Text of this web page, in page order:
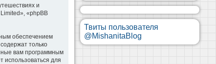
и
«phpBB
обеспечением
только
вам программным
использоваться для
Твиты пользователя
@MishanitaBlog